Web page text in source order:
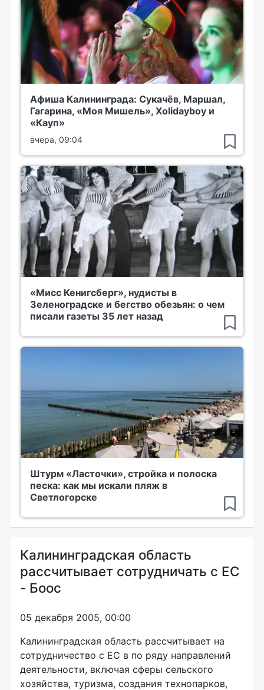
Афиша Калининграда: Сукачёв, Маршал,
Гагарина, «Моя Мишель», Xolidayboy и
«Кауп»
вчера, 09:04
«Мисс Кенигсберг», нудисты в
Зеленоградске и бегство обезьян: о чем
писали газеты 35 лет назад
Штурм «Ласточки», стройка и полоска
песка: как мы искали пляж в
Светлогорске
Калининградская область
рассчитывает сотрудничать с ЕС
- Боос
05 декабря 2005, 00:00
Калининградская область рассчитывает на
сотрудничество с ЕС в по ряду направлений
деятельности, включая сферы сельского
хозяйства, туризма, создания технопарков,